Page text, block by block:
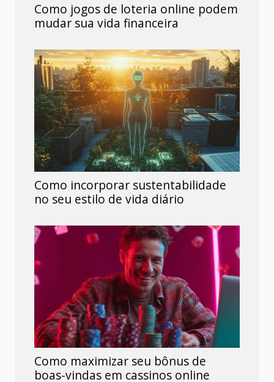
Como jogos de loteria online podem
mudar sua vida financeira
Como incorporar sustentabilidade
no seu estilo de vida diário
Como maximizar seu bônus de
boas-vindas em cassinos online